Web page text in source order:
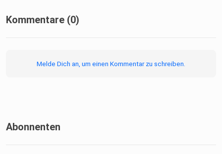
Kommentare (0)
Melde Dich an, um einen Kommentar zu schreiben.
Abonnenten